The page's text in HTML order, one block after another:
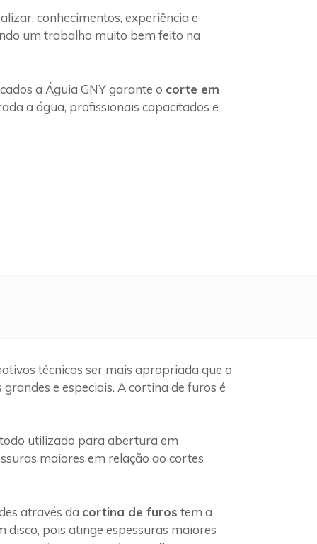
conhecimentos, experiência e
um trabalho muito bem feito na
a Águia GNY garante o corte em
a água, profissionais capacitados e
técnicos ser mais apropriada que o
e especiais. A cortina de furos é
utilizado para abertura em
maiores em relação ao cortes
através da cortina de furos tem a
pois atinge espessuras maiores